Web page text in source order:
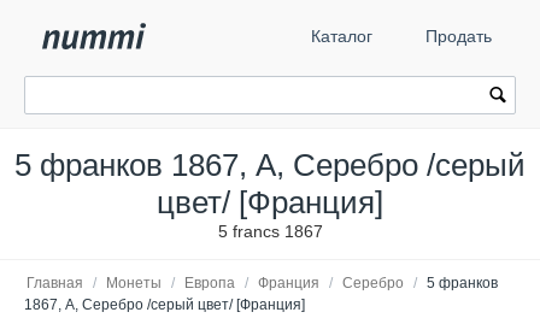
Каталог Продать
5 франков 1867, A, Серебро /серый
цвет/ [Франция]
5 francs 1867
Главная / Монеты / Европа / Франция / Серебро / 5 франков
1867, A, Серебро /серый цвет/ [Франция]